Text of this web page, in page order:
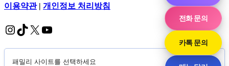
이용약관| 개인정보 처리방침
Instagram
TikTok
X YouTube
전화 문의
카톡 문의